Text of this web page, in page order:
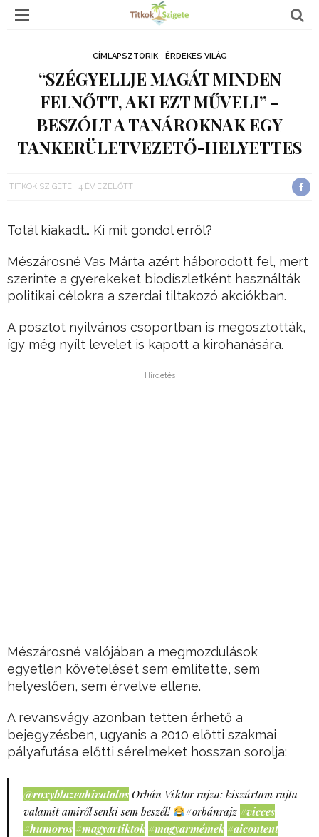
CÍMLAPSZTORIK ÉRDEKES VILÁG
“SZÉGYELLJE MAGÁT MINDEN
FELNŐTT, AKI EZT MŰVELI” –
BESZÓLT A TANÁROKNAK EGY
TANKERÜLETVEZETŐ-HELYETTES
TITKOK SZIGETE 4 ÉV EZELŐTT
Totál kiakadt… Ki mit gondol erről?
Mészárosné Vas Márta azért háborodott fel, mert
szerinte a gyerekeket biodíszletként használták
politikai célokra a szerdai tiltakozó akciókban.
A posztot nyilvános csoportban is megosztották,
így még nyílt levelet is kapott a kirohanására.
Hirdetés
Mészárosné valójában a megmozdulások
egyetlen követelését sem említette, sem
helyeslően, sem érvelve ellene.
A revansvágy azonban tetten érhető a
bejegyzésben, ugyanis a 2010 előtti szakmai
pályafutása előtti sérelmeket hosszan sorolja:
@roxyblazeahivatalos Orbán Viktor rajza: kiszúrtam rajta
valamit amiről senki sem beszél!
#orbánrajz #vicces
#humoros #magyartiktok #magyarmémek #aicontent